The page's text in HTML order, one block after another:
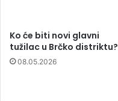
Ko će biti novi glavni
tužilac u Brčko distriktu?
08.05.2026